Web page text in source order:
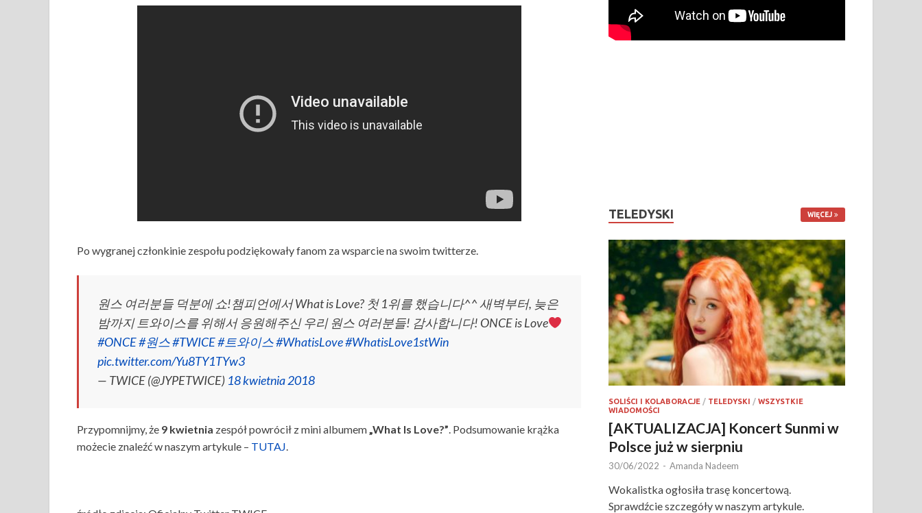
Po wygranej członkinie zespołu podziękowały fanom za wsparcie na swoim twitterze.
원스 여러분들 덕분에 쇼!챔피언에서 What is Love? 첫 1위를 했습니다^^ 새벽부터, 늦은
밤까지 트와이스를 위해서 응원해주신 우리 원스 여러분들! 감사합니다! ONCE is Love
#ONCE#원스#TWICE#트와이스#WhatisLove#WhatisLove1stWin
pic.twitter.com/Yu8TY1TYw3
— TWICE (@JYPETWICE) 18 kwietnia 2018
Przypomnijmy, że 9 kwietnia zespół powrócił z mini albumem„What Is Love?”. Podsumowanie krążka
możecie znaleźć w naszym artykule – TUTAJ.
TELEDYSKI WIĘCEJ
SOLIŚCI I KOLABORACJE / TELEDYSKI /WSZYSTKIE
WIADOMOŚCI
[AKTUALIZACJA] Koncert Sunmi w
Polsce już w sierpniu
30/06/2022 - Amanda Nadeem
Wokalistka ogłosiła trasę koncertową.
Sprawdźcie szczegóły w naszym artykule.